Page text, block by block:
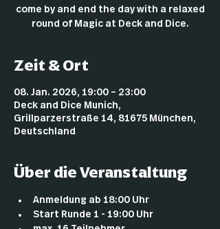
come by and end the day with a relaxed
round of Magic at Deck and Dice.
Zeit & Ort
08. Jan. 2026, 19:00 – 23:00
Deck and Dice Munich,
Grillparzerstraße 14, 81675 München,
Deutschland
Über die Veranstaltung
Anmeldung ab 18:00 Uhr
Start Runde 1 - 19:00 Uhr